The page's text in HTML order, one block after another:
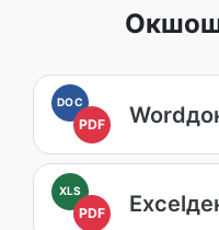
DOC
PDF
XLS
PDF